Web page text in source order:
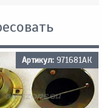
Артикул: 971681АК